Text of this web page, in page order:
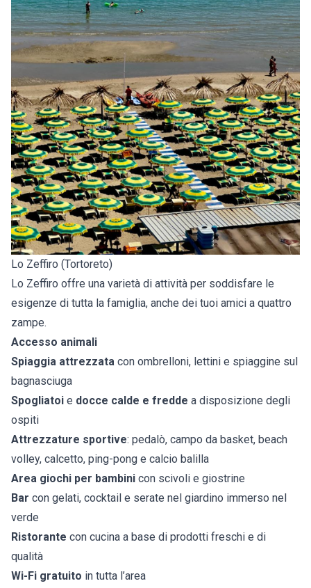
Lo Zeffiro (Tortoreto)
Lo Zeffiro offre una varietà di attività per soddisfare le
esigenze di tutta la famiglia, anche dei tuoi amici a quattro
zampe.
Accesso animali
Spiaggia attrezzata con ombrelloni, lettini e spiaggine sul
bagnasciuga
Spogliatoi e docce calde e fredde a disposizione degli
ospiti
Attrezzature sportive: pedalò, campo da basket, beach
volley, calcetto, ping-pong e calcio balilla
Area giochi per bambini con scivoli e giostrine
Bar con gelati, cocktail e serate nel giardino immerso nel
verde
Ristorante con cucina a base di prodotti freschi e di
qualità
Wi-Fi gratuito in tutta l’area